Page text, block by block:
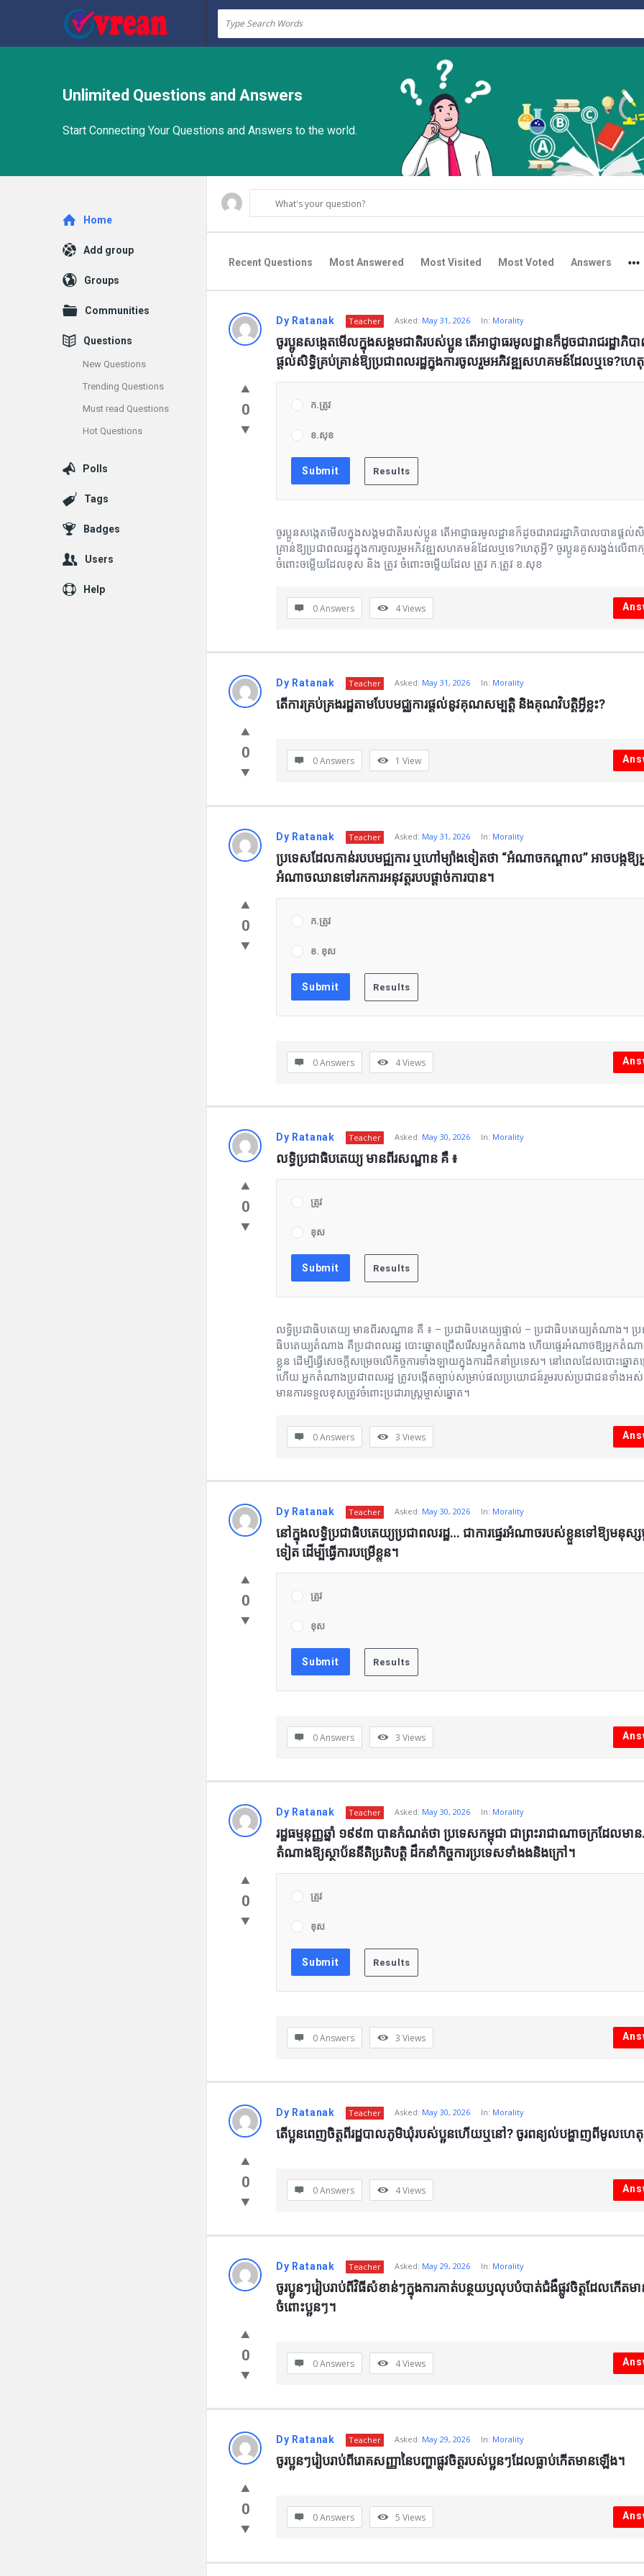
vrean.com
Unlimited Questions and Answers
Start Connecting Your Questions and Answers to the world.
What's your question?
Recent Questions Most Answered Most Visited Most Voted Answers
vrean.com
Latest
Questions
Dy Ratanak Teacher Asked: May 31, 2026 In: Morality
ចូរប្អូនសង្កេតមើលក្នុងសង្គមជាតិរបស់ប្អូន តើអាជ្ញាធរមូលដ្ឋានក៏ដូចជារាជរដ្ឋាភិ
ផ្ដល់សិទ្ធិគ្រប់គ្រាន់ឱ្យប្រជាពលរដ្ឋក្នុងការចូលរួមអភិវឌ្ឍសហគមន៍ដែលឬទេ?ហេតុ
0 ក.ត្រូវ
ខ.សុខ
ចូរប្អូនសង្កេតមើលក្នុងសង្គមជាតិរបស់ប្អូន តើអាជ្ញាធរមូលដ្ឋានក៏ដូចជារាជរដ្ឋាភិបាលបានផ្ដល់សិ
គ្រាន់ឱ្យប្រជាពលរដ្ឋក្នុងការចូលរួមអភិវឌ្ឍសហគមន៍ដែលឬទេ?ហេតុអ្វី? ចូរប្អូនគូសរង្វង់លើពា
ចំពោះចម្លើយដែលខុស និង ត្រូវ ចំពោះចម្លើយដែល ត្រូវ ក.ត្រូវ ខ.សុខ
0 Answers 4Views
Dy Ratanak Teacher Asked: May 31, 2026 In: Morality
តើការគ្រប់គ្រងរដ្ឋតាមបែបមជ្ឈការផ្ដល់នូវគុណសម្បត្តិ និងគុណវិបត្តិអ្វីខ្លះ?
0 0 Answers 1 View
Dy Ratanak Teacher Asked: May 31, 2026 In: Morality
ប្រទេសដែលកាន់របបមជ្ឍការ ឬហៅម្យ៉ាងទៀតថា “អំណាចកណ្ដាល” អាចបង្កឱ្យអ្
អំណាចឈានទៅរកការអនុវត្តរបបផ្ដាច់ការបាន។
0 ក.ត្រូវ
ខ. ខុស
0 Answers 4Views
Dy Ratanak Teacher Asked: May 30, 2026 In: Morality
លទ្ធិប្រជាធិបតេយ្យ មានពីរសណ្ឋាន គឺ ៖
0 ត្រូវ
ខុស
លទ្ធិប្រជាធិបតេយ្យ មានពីរសណ្ឋាន គឺ ៖ – ប្រជាធិបតេយ្យផ្ទាល់ – ប្រជាធិបតេយ្យតំណាង។ ប្រ
ធិបតេយ្យតំណាង គឺប្រជាពលរដ្ឋ បោះឆ្នោតជ្រើសរើសអ្នកតំណាង ហើយផ្ទេរអំណាចឱ្យអ្នកតំណ
ខ្លួន ដើម្បីធ្វើសេចក្ដីសម្រេចលើកិច្ចការទាំងឡាយក្នុងការដឹកនាំប្រទេស។ នៅពេលដែលបោះឆ្នោត
ហើយ អ្នកតំណាងប្រជាពលរដ្ឋ ត្រូវបង្កើតច្បាប់សម្រាប់ផលប្រយោជន៍រួមរបស់ប្រជាជនទាំងអស់
មានការទទួលខុសត្រូវចំពោះប្រជារាស្ត្រម្ចាស់ឆ្នោត។
0 Answers 3 Views
Dy Ratanak Teacher Asked: May 30, 2026 In: Morality
នៅក្នុងលទ្ធិប្រជាធិបតេយ្យប្រជាពលរដ្ឋ… ជាការផ្ទេរអំណាចរបស់ខ្លួនទៅឱ្យមនុស្
ទៀត ដើម្បីធ្វើការបម្រើខ្លួន។
0 ត្រូវ
ខុស
0 Answers 3 Views
Dy Ratanak Teacher Asked: May 30, 2026 In: Morality
រដ្ឋធម្មនុញ្ញឆ្នាំ ១៩៩៣ បានកំណត់ថា ប្រទេសកម្ពុជា ជាព្រះរាជាណាចក្រដែលមា
តំណាងឱ្យស្ថាប័ននីតិប្រតិបត្តិ ដឹកនាំកិច្ចការប្រទេសទាំងងនិងក្រៅ។
0 ត្រូវ
ខុស
0 Answers 3 Views
Dy Ratanak Teacher Asked: May 30, 2026 In: Morality
តើប្អូនពេញចិត្តពីរដ្ឋបាលភូមិឃុំរបស់ប្អូនហើយឬនៅ? ចូរពន្យល់បង្ហាញពីមូលហេ
0 0 Answers 4Views
Dy Ratanak Teacher Asked: May 29, 2026 In: Morality
ចូរប្អូនៗរៀបរាប់ពីវិធីសំខាន់ៗក្នុងការកាត់បន្ថយឫលុបបំបាត់ជំងឺផ្លូវចិត្តដែលកើតម
ចំពោះប្អូនៗ។
0 0 Answers 4Views
Dy Ratanak Teacher Asked: May 29, 2026 In: Morality
ចូរប្អូនៗរៀបរាប់ពីរោគសញ្ញានៃបញ្ហាផ្លូវចិត្តរបស់ប្អូនៗដែលធ្លាប់កើតមានឡើង។
0 0 Answers 5 Views
Explore
Home
Add group
Groups
Communities
Questions
New Questions
Trending Questions
Must read Questions
Hot Questions
Polls
Tags
Badges
Users
Help